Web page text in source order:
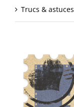
Trucs & astuces